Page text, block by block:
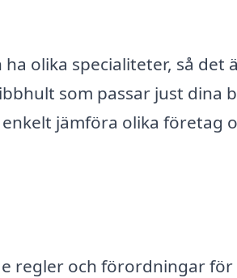
olika specialiteter, så det
som passar just dina
jämföra olika företag
regler och förordningar